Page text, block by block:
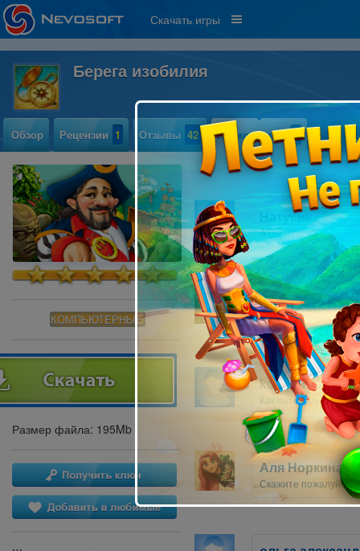
Скачать игры
Берега изобилия
Обзор Рецензии 1 Отзывы 42 Прохождение 7
КОМПЬЮТЕРНЫЕ
Размер файла: 195Mb
Натусик
А где найти зерно,
Настя
А где найти зерно,
kompotik2
Как оптимально
Аля Норкина
Скажите пожалуйста